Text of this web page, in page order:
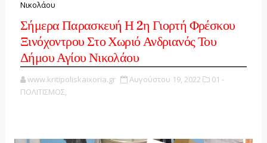
Νικολάου
Σήμερα Παρασκευή Η 2η Γιορτή Φρέσκου
Ξινόχοντρου Στο Χωριό Ανδριανός Του
Δήμου Αγίου Νικολάου
www.kritipoliskaixoria.gr Αυγούστου 19, 2022
01 -
ΠΟΛΙΤΙΣΜΟΣ,